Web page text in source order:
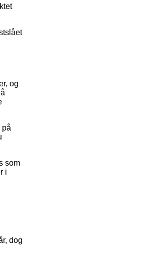
og
på
som
i
dog